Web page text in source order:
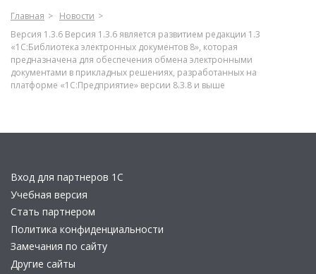
Главная
Новости
Версия 1.3.6 Версия 1.3.6 является развитием редакции 1.3
«1С:Библиотека электронных документов 8», которая
предназначена для обеспечения обмена электронными
документами в прикладных решениях, разработанных на
платформе «1С:Предприятие» версии 8.3.8 и выше
Вход для партнеров 1С
Учебная версия
Стать партнером
Политика конфиденциальности
Замечания по сайту
Другие сайты